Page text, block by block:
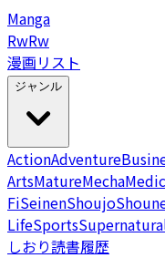
Manga
RwRw
漫画リスト
ジャンル
ActionAdventure
ArtsMatureMecha
FiSeinenShoujo
LifeSports
しおり読書履歴